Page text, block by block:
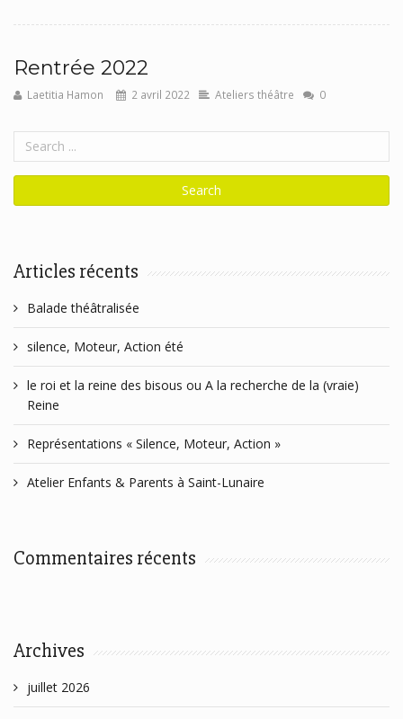
Rentrée 2022
Laetitia Hamon 2 avril 2022 Ateliers théâtre 0
Articles récents
Balade théâtralisée
silence, Moteur, Action été
le roi et la reine des bisous ou A la recherche de la (vraie)
Reine
Représentations « Silence, Moteur, Action »
Atelier Enfants & Parents à Saint-Lunaire
Commentaires récents
Archives
juillet 2026